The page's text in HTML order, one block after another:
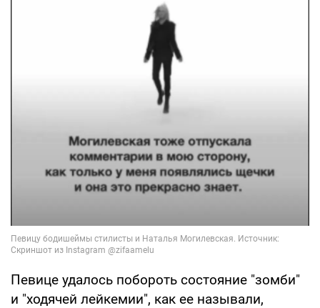
Певице удалось побороть состояние "зомби"
и "ходячей лейкемии", как ее называли,